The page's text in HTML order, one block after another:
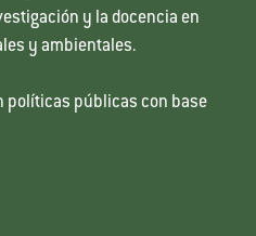
y la docencia en
y ambientales.
políticas públicas con base